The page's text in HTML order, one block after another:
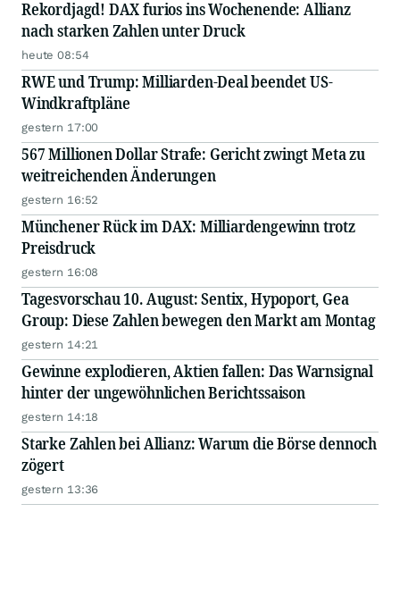
Rekordjagd! DAX furios ins Wochenende: Allianz
nach starken Zahlen unter Druck
heute 08:54
RWE und Trump: Milliarden-Deal beendet US-
Windkraftpläne
gestern 17:00
567 Millionen Dollar Strafe: Gericht zwingt Meta zu
weitreichenden Änderungen
gestern 16:52
Münchener Rück im DAX: Milliardengewinn trotz
Preisdruck
gestern 16:08
Tagesvorschau 10. August: Sentix, Hypoport, Gea
Group: Diese Zahlen bewegen den Markt am Montag
gestern 14:21
Gewinne explodieren, Aktien fallen: Das Warnsignal
hinter der ungewöhnlichen Berichtssaison
gestern 14:18
Starke Zahlen bei Allianz: Warum die Börse dennoch
zögert
gestern 13:36